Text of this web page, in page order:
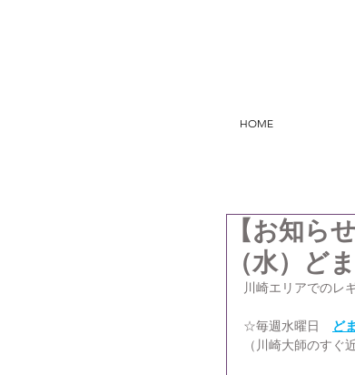
HOME
【お知ら
（水）ど
川崎エリアでのレ
☆毎週水曜日
ど
（川崎大師のすぐ